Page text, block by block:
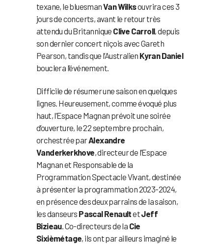
texane, le bluesmanVan Wilksouvrira ces 3
jours de concerts, avant le retour très
attendu du Britannique Clive Carroll, depuis
son dernier concert niçois avec Gareth
Pearson, tandis que l’Australien Kyran Daniel
bouclera l’événement.
Difficile de résumer une saison en quelques
lignes. Heureusement, comme évoqué plus
haut, l’Espace Magnan prévoit une soirée
d’ouverture, le 22 septembre prochain,
orchestrée parAlexandre
Vanderkerkhove, directeur de l’Espace
Magnan et Responsable de la
Programmation Spectacle Vivant, destinée
à présenter la programmation 2023-2024,
en présence des deux parrains de la saison,
les danseurs Pascal RenaultetJeff
Bizieau. Co-directeurs de la Cie
Sixièmétage, ils ont par ailleurs imaginé le